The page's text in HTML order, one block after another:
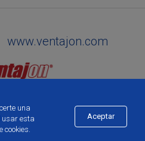
una
usar esta
cookies.
Aceptar
www.ventajon.com